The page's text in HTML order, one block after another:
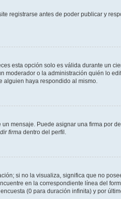
registrarse antes de poder publicar y
esta opción solo es válida durante un
moderador o la administración quién lo
alguien haya respondido al mismo.
mensaje. Puede asignar una firma por
firma dentro del perfil.
si no la visualiza, significa que no
en la correspondiente línea del
(0 para duración infinita) y por